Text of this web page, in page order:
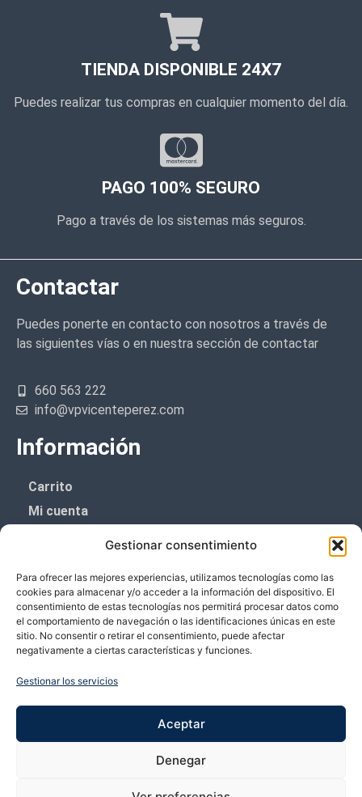
Gestionar consentimiento
Para ofrecer las mejores experiencias, utilizamos tecnologías como las
cookies para almacenar y/o acceder a la información del dispositivo. El
consentimiento de estas tecnologías nos permitirá procesar datos como
el comportamiento de navegación o las identificaciones únicas en este
sitio. No consentir o retirar el consentimiento, puede afectar
negativamente a ciertas características y funciones.
Gestionar los servicios
Aceptar
Denegar
TIENDA DISPONIBLE 24X7
Puedes realizar tus compras en cualquier momento del día.
PAGO 100% SEGURO
Pago a través de los sistemas más seguros.
Contactar
Puedes ponerte en contacto con nosotros a través de
las siguientes vías o en nuestra sección de contactar
660 563 222
info@vpvicenteperez.com
Información
Carrito
Mi cuenta
Política de cookies (UE)
Boletín de noticias
¡¡Suscríbete y prometemos no dar mucho el
Te enviaremos sólo cosas importantes.